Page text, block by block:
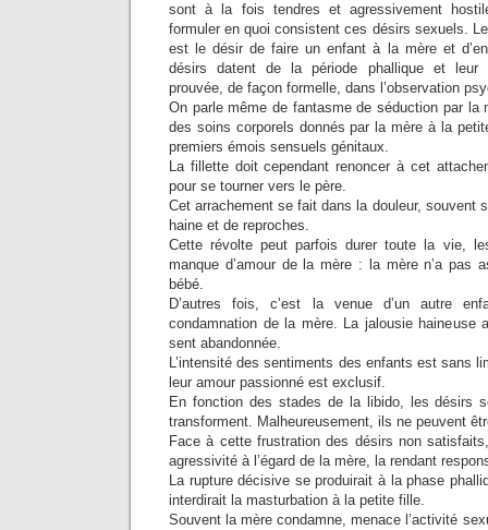
sont à la fois tendres et agressivement
formuler en quoi consistent ces désirs sexuels.
est le désir de faire un enfant à la mère et
désirs datent de la période phallique et leur
prouvée, de façon formelle, dans l’observation
On parle même de fantasme de séduction par la
des soins corporels donnés par la mère à la
premiers émois sensuels génitaux.
La fillette doit cependant renoncer à cet
pour se tourner vers le père.
Cet arrachement se fait dans la douleur, souvent
haine et de reproches.
Cette révolte peut parfois durer toute la vie,
manque d’amour de la mère : la mère n’a pas
bébé.
D’autres fois, c’est la venue d’un autre
condamnation de la mère. La jalousie haineuse
sent abandonnée.
L’intensité des sentiments des enfants est sans
leur amour passionné est exclusif.
En fonction des stades de la libido, les désirs
transforment. Malheureusement, ils ne peuvent
Face à cette frustration des désirs non
agressivité à l’égard de la mère, la rendant
La rupture décisive se produirait à la phase
interdirait la masturbation à la petite fille.
Souvent la mère condamne, menace l’activité